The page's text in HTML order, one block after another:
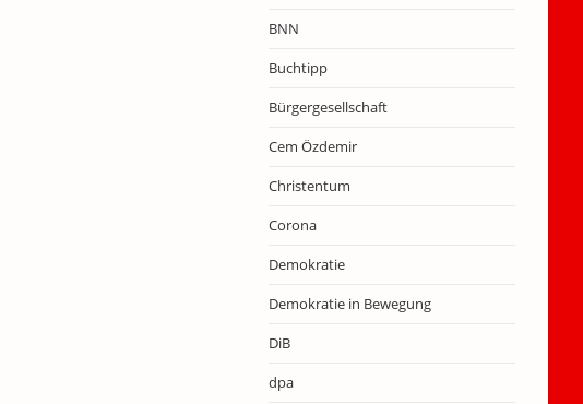
BNN
Buchtipp
Bürgergesellschaft
Cem Özdemir
Christentum
Corona
Demokratie
Demokratie in Bewegung
DiB
dpa